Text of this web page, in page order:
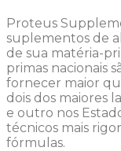
Proteus
suplementos de
de sua matéria-
primas nacionais
fornecer maior
dois dos maiores
e outro nos
técnicos mais
fórmulas.